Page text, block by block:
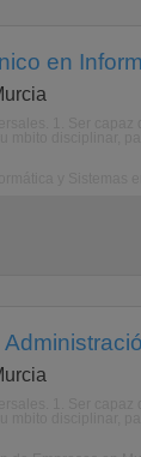
en